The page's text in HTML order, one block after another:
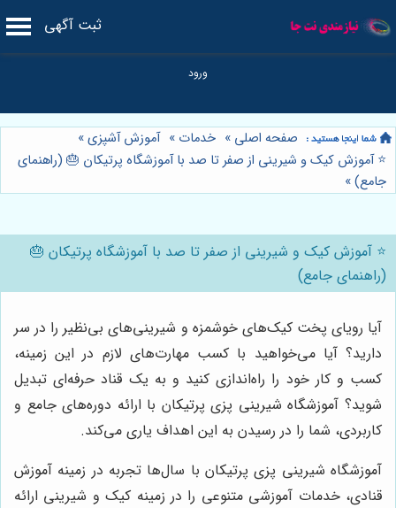
ثبت آگهی
صفحه اصلی » خدمات » آموزش آشپزی»
⭐️ آموزش کیک و شیرینی از صفر تا صد با آموزشگاه پرتیکان 🎂 (راهنمای
جامع)»
⭐️ آموزش کیک و شیرینی از صفر تا صد با آموزشگاه پرتیکان 🎂
(راهنمای جامع)
آیا رویای پخت کیک‌های خوشمزه و شیرینی‌های بی‌نظیر را در سر
دارید؟ آیا می‌خواهید با کسب مهارت‌های لازم در این زمینه،
کسب و کار خود را راه‌اندازی کنید و به یک قناد حرفه‌ای تبدیل
شوید؟ آموزشگاه شیرینی پزی پرتیکان با ارائه دوره‌های جامع و
کاربردی، شما را در رسیدن به این اهداف یاری می‌کند.
آموزشگاه شیرینی پزی پرتیکان با سال‌ها تجربه در زمینه آموزش
قنادی، خدمات آموزشی متنوعی را در زمینه کیک و شیرینی ارائه